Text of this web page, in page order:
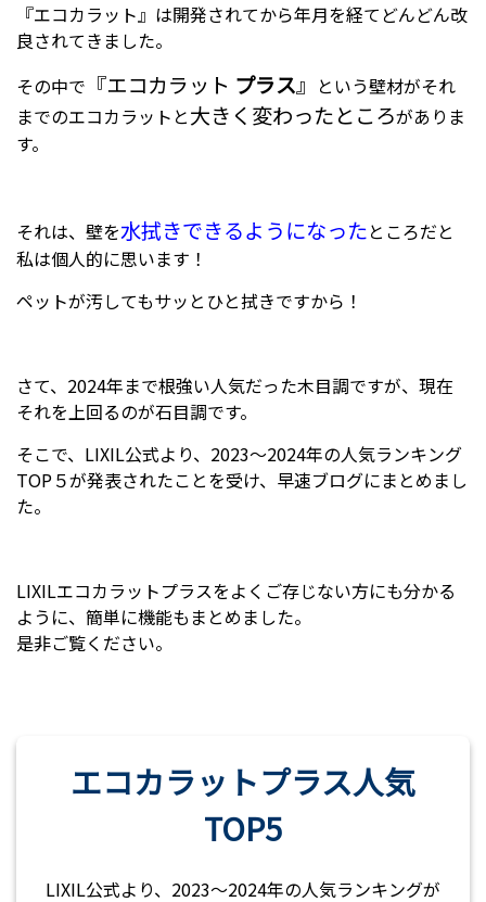
『エコカラット』は開発されてから年月を経てどんどん改
良されてきました。
その中で 『エコカラット プラス』 という壁材がそれ
までのエコカラットと大きく変わったところがありま
す。
それは、壁を水拭きできるようになったところだと
私は個人的に思います！
ペットが汚してもサッとひと拭きですから！
さて、2024年まで根強い人気だった木目調ですが、現在
それを上回るのが石目調です。
そこで、LIXIL公式より、2023～2024年の人気ランキング
TOP５が発表されたことを受け、早速ブログにまとめまし
た。
LIXILエコカラットプラスをよくご存じない方にも分かる
ように、簡単に機能もまとめました。
是非ご覧ください。
エコカラットプラス人気
TOP5
LIXIL公式より、2023～2024年の人気ランキングが